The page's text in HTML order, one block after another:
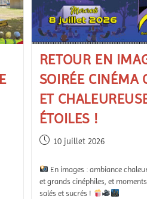
RETOUR EN
SOIRÉE CINÉMA
ET
ÉTOILES !
10 juillet 2026
En images : ambiance
et grands cinéphiles, et
salés et sucrés !